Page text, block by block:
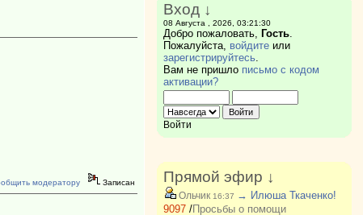
модератору Записан
Вход ↓
08 Августа , 2026, 03:21:30
Добро пожаловать, Гость.
Пожалуйста, войдитеили
зарегистрируйтесь.
Вам не пришло письмо с кодом
активации?
Войти
Прямой эфир ↓
Ольчик16:37 → Илюша Ткаченко!
9097/Просьбы о помощи